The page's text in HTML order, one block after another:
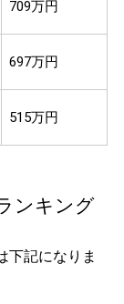
709万円
697万円
515万円
ンキング
下記になりま